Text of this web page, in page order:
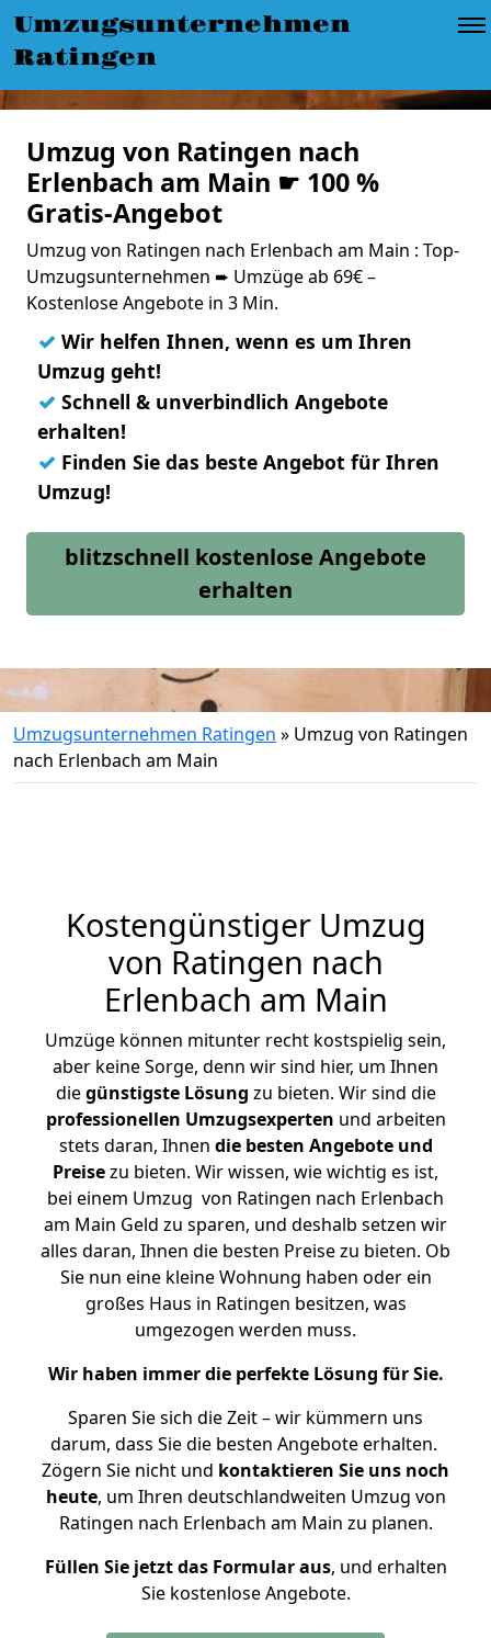
Umzugsunternehmen
Ratingen
Umzug von Ratingen nach
Erlenbach am Main ☛ 100 %
Gratis-Angebot
Umzug von Ratingen nach Erlenbach am Main : Top-
Umzugsunternehmen ➨ Umzüge ab 69€ –
Kostenlose Angebote in 3 Min.
✓ Wir helfen Ihnen, wenn es um Ihren
Umzug geht!
✓ Schnell & unverbindlich Angebote
erhalten!
✓ Finden Sie das beste Angebot für Ihren
Umzug!
blitzschnell kostenlose Angebote
erhalten
Umzugsunternehmen Ratingen » Umzug von Ratingen
nach Erlenbach am Main
Kostengünstiger Umzug
von Ratingen nach
Erlenbach am Main
Umzüge können mitunter recht kostspielig sein,
aber keine Sorge, denn wir sind hier, um Ihnen
diegünstigste Lösung zu bieten. Wir sind die
professionellen Umzugsexperten und arbeiten
stets daran, Ihnen die besten Angebote und
Preisezu bieten. Wir wissen, wie wichtig es ist,
bei einem Umzug von Ratingen nach Erlenbach
am Main Geld zu sparen, und deshalb setzen wir
alles daran, Ihnen die besten Preise zu bieten. Ob
Sie nun eine kleine Wohnung haben oder ein
großes Haus in Ratingen besitzen, was
umgezogen werden muss.
Wir haben immer die perfekte Lösung für Sie.
Sparen Sie sich die Zeit – wir kümmern uns
darum, dass Sie die besten Angebote erhalten.
Zögern Sie nicht und kontaktieren Sie uns noch
heute, um Ihren deutschlandweiten Umzug von
Ratingen nach Erlenbach am Main zu planen.
Füllen Sie jetzt das Formular aus, und erhalten
Sie kostenlose Angebote.